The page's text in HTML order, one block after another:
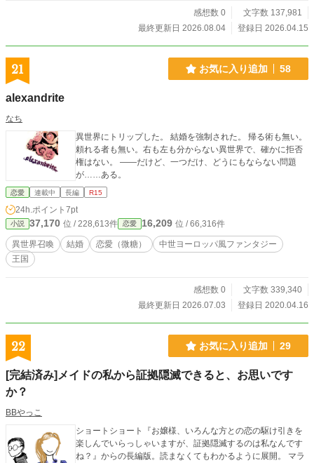
感想数 0
文字数 137,981
最終更新日 2026.08.04
登録日 2026.04.15
21 お気に入り追加 58
alexandrite
なち
異世界にトリップした。 結婚を強制された。 帰る術も無い。
頼れる者も無い。右も左も分からない異世界で、確かに拒否
権はない。 ――だけど、一つだけ、どうにもならない問題
が……ある。
恋愛 連載中 長編 R15
24h.ポイント 7pt
小説 37,170 位 / 228,613件 恋愛 16,209 位 / 66,316件
異世界召喚 結婚 恋愛（微糖）
中世ヨーロッパ風ファンタジー
王国
感想数 0
文字数 339,340
最終更新日 2026.07.03
登録日 2020.04.16
22 お気に入り追加 29
[完結済み]メイドの私から証拠隠滅できると、お思いです
か？
BBやっこ
ショートショート『お嬢様、いろんな方との恋の駆け引きを
楽しんでいらっしゃいますが、証拠隠滅するのは私なんです
ね？』からの長編版。読まなくてもわかるように展開。 マラ